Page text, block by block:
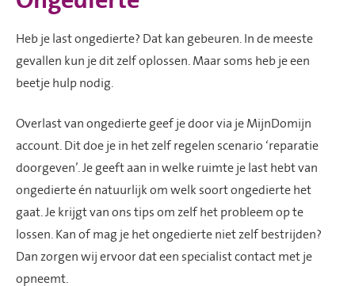
Heb je last ongedierte? Dat kan gebeuren. In de meeste
gevallen kun je dit zelf oplossen. Maar soms heb je een
beetje hulp nodig.
Overlast van ongedierte geef je door via je MijnDomijn
account. Dit doe je in het zelf regelen scenario ‘reparatie
doorgeven’. Je geeft aan in welke ruimte je last hebt van
ongedierte én natuurlijk om welk soort ongedierte het
gaat. Je krijgt van ons tips om zelf het probleem op te
lossen. Kan of mag je het ongedierte niet zelf bestrijden?
Dan zorgen wij ervoor dat een specialist contact met je
opneemt.